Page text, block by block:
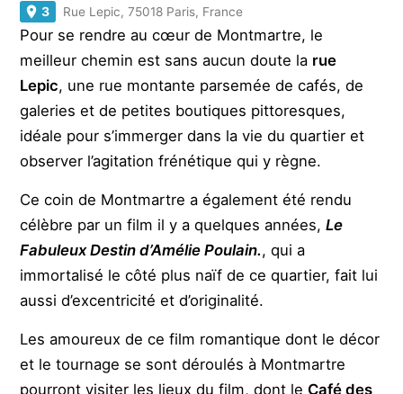
3 Rue Lepic, 75018 Paris, France
Pour se rendre au cœur de Montmartre, le
meilleur chemin est sans aucun doute la rue
Lepic, une rue montante parsemée de cafés, de
galeries et de petites boutiques pittoresques,
idéale pour s’immerger dans la vie du quartier et
observer l’agitation frénétique qui y règne.
Ce coin de Montmartre a également été rendu
célèbre par un film il y a quelques années,Le
Fabuleux Destin d’Amélie Poulain., qui a
immortalisé le côté plus naïf de ce quartier, fait lui
aussi d’excentricité et d’originalité.
Les amoureux de ce film romantique dont le décor
et le tournage se sont déroulés à Montmartre
pourront visiter les lieux du film, dont le Café des